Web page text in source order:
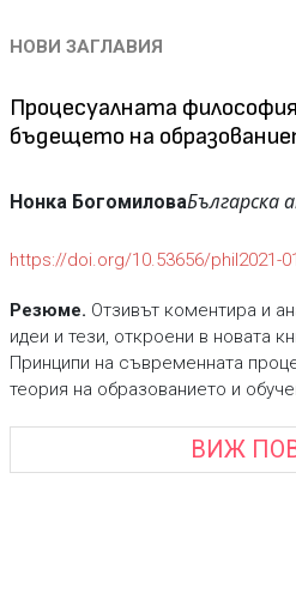
НОВИ ЗАГЛАВИЯ
Процесуалната
бъдещето на
Нонка БогомиловаБългарска
https://doi.org/10.53656/phil2021-
Резюме. Отзивът коментира и
идеи и тези, откроени в новата
Принципи на съвременната
теория на образованието и
ВИЖ